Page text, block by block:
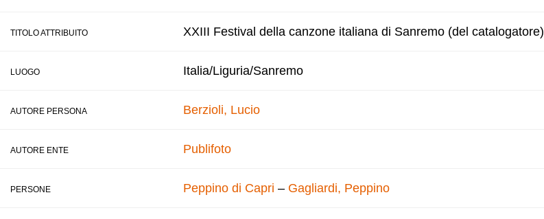
TITOLO ATTRIBUITO XXIII Festival della canzone italiana di Sanremo (del catalogatore)
LUOGO Italia/Liguria/Sanremo
AUTORE PERSONA Berzioli, Lucio
AUTORE ENTE Publifoto
PERSONE Peppino di Capri – Gagliardi, Peppino